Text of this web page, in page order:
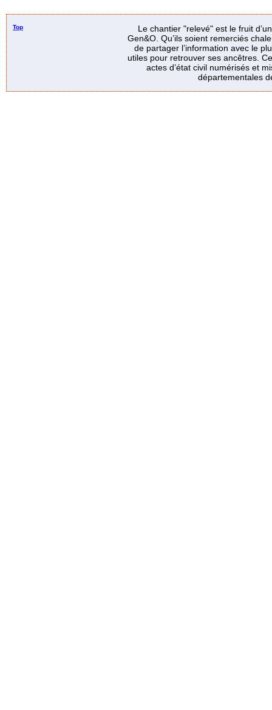
Top
Le chantier "relevé" est le fruit
Gen&O. Qu’ils soient remerciés
de partager l’information avec le
utiles pour retrouver ses ancêtres.
actes d’état civil numérisés et
départementales